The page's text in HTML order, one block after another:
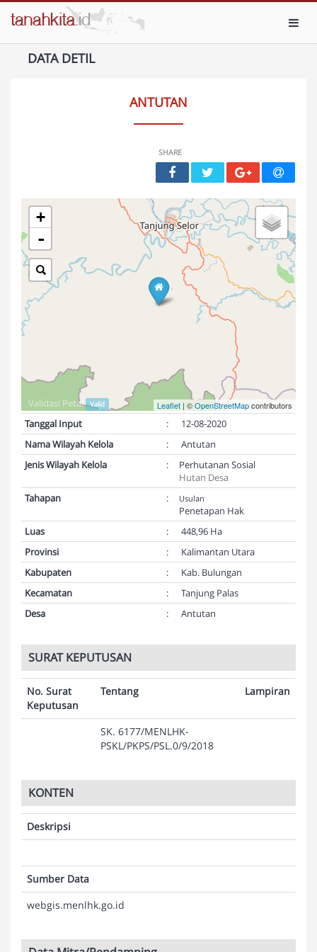
DATA DETIL
ANTUTAN
SHARE
+
-
Leaflet | ©OpenStreetMapcontributors
Validasi Peta: Valid
Tanggal Input :
12-08-2020
Nama Wilayah Kelola
:
Antutan
Jenis Wilayah Kelola
:
Perhutanan Sosial
Hutan Desa
Tahapan
: Usulan
Penetapan Hak
Luas
:
448,96 Ha
Provinsi
:
Kalimantan Utara
Kabupaten
:
Kab. Bulungan
Kecamatan
:
Tanjung Palas
Desa
: Antutan
SURAT KEPUTUSAN
No. Surat
Keputusan
Tentang Lampiran
SK. 6177/MENLHK-
PSKL/PKPS/PSL.0/9/2018
KONTEN
Deskripsi
Sumber Data
webgis.menlhk.go.id